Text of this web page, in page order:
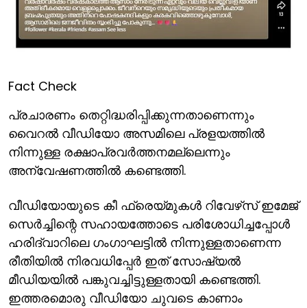
Fact Check
പ്രചാരണം തെറ്റിദ്ധരിപ്പിക്കുന്നതാണെന്നും
വൈറല്‍ വീഡിയോ അസമിലെ പ്രളയത്തില്‍
നിന്നുള്ള രക്ഷാപ്രവര്‍ത്തനമല്ലെന്നും
അന്വേഷണത്തില്‍ കണ്ടെത്തി.
വീഡിയോയുടെ കീ ഫ്രെയ്മുകള്‍ റിവേഴ്‌സ് ഇമേജ്
സെര്‍ച്ചിന്റെ സഹായത്തോടെ പരിശോധിച്ചപ്പോള്‍
ഹരിദ്വാറിലെ ഗംഗാഘട്ടില്‍ നിന്നുള്ളതാണെന്ന
രീതിയില്‍ നിരവധിപ്പേര്‍ ഇത് സോഷ്യല്‍
മീഡിയയില്‍ പങ്കുവച്ചിട്ടുള്ളതായി കണ്ടെത്തി.
ഇത്തരമൊരു വീഡിയോ ചുവടെ കാണാം